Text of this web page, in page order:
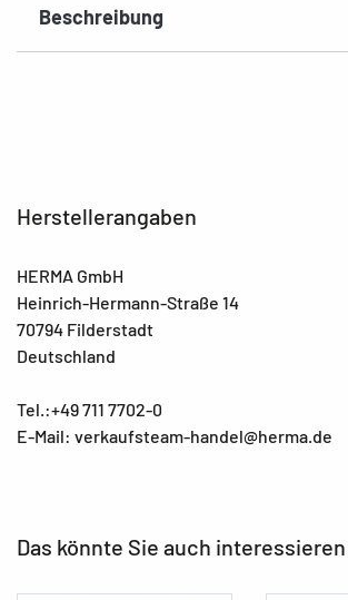
Beschreibung
Herstellerangaben
HERMA GmbH
Heinrich-Hermann-Straße 14
70794 Filderstadt
Deutschland
Tel.:+49 711 7702-0
E-Mail: verkaufsteam-handel@herma.de
Das könnte Sie auch